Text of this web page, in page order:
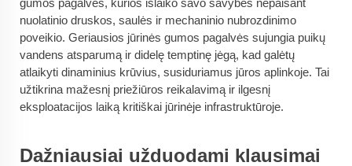
nuolatinio druskos, saulės ir mechaninio nubrozdinimo
poveikio. Geriausios jūrinės gumos pagalvės sujungia puikų
vandens atsparumą ir didelę temptinę jėgą, kad galėtų
atlaikyti dinaminius krūvius, susiduriamus jūros aplinkoje. Tai
užtikrina mažesnį priežiūros reikalavimą ir ilgesnį
eksploatacijos laiką kritiškai jūrinėje infrastruktūroje.
Dažniausiai užduodami klausimai